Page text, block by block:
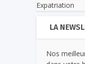
Expatriation
LA
Nos